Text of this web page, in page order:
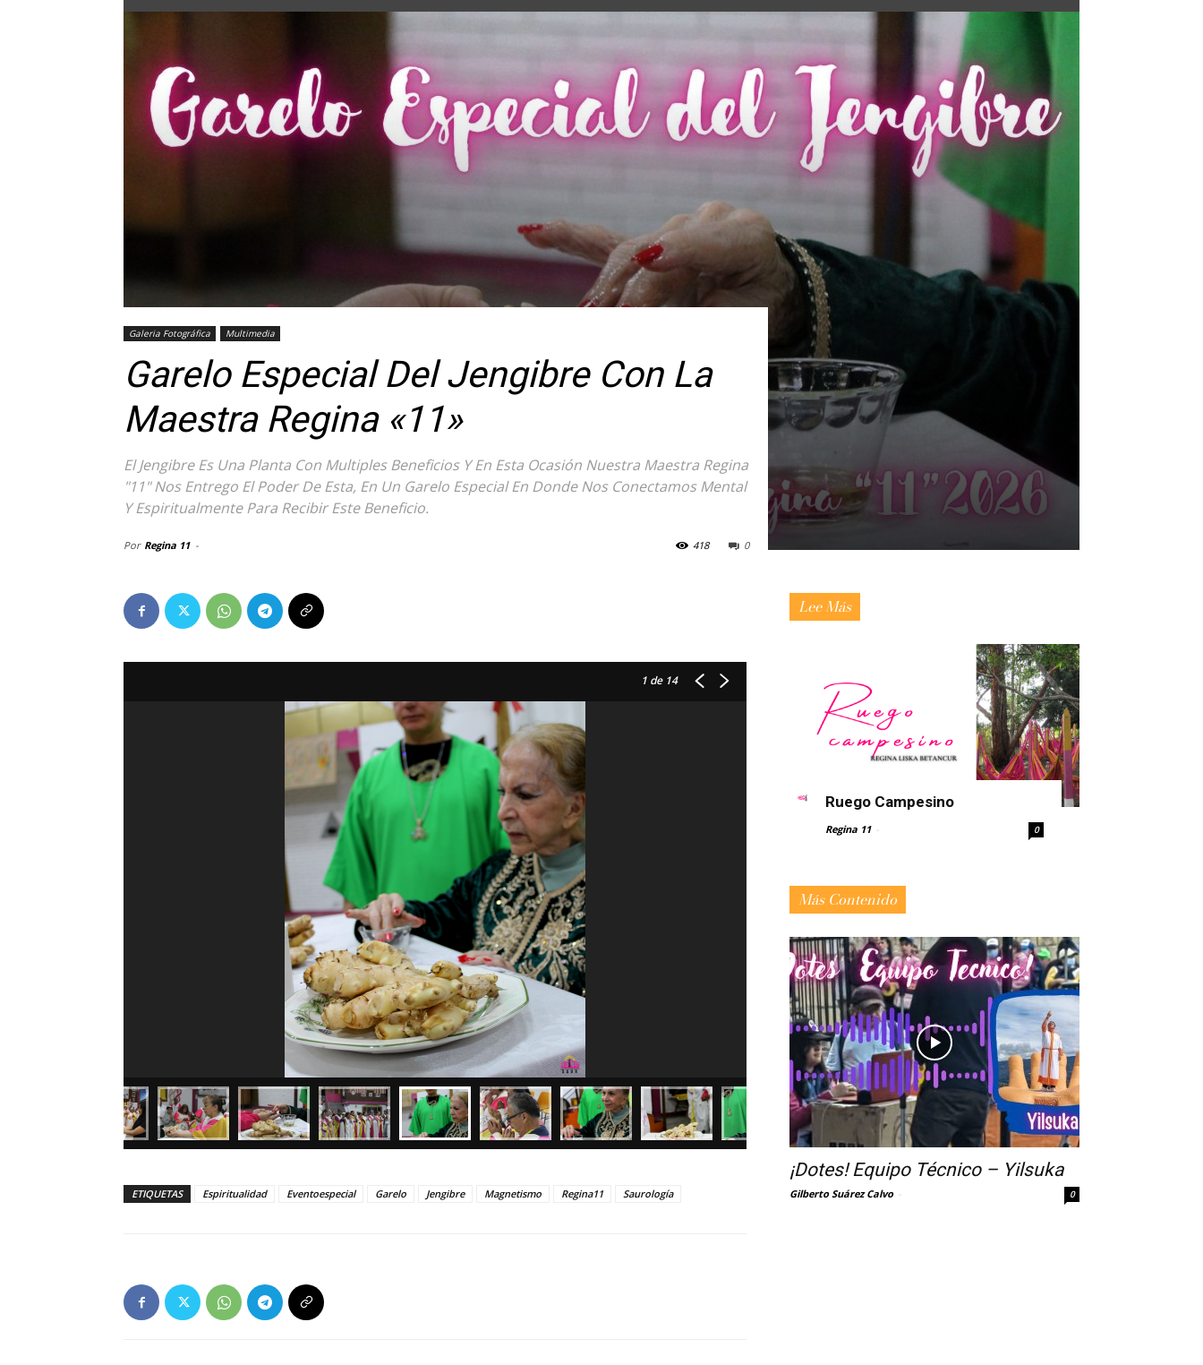
Galeria Fotográfica Multimedia
Garelo Especial Del Jengibre Con La
Maestra Regina «11»
El Jengibre Es Una Planta Con Multiples Beneficios Y En Esta Ocasión Nuestra Maestra Regina
"11" Nos Entrego El Poder De Esta, En Un Garelo Especial En Donde Nos Conectamos Mental
Y Espiritualmente Para Recibir Este Beneficio.
Por Regina 11 - 0
418
1 de 14
ETIQUETAS Espiritualidad Eventoespecial Garelo Jengibre Magnetismo Regina11 Saurología
Lee Más
Ruego Campesino
Regina 11 0
Más Contenido
¡Dotes! Equipo Técnico – Yilsuka
Gilberto Suárez Calvo 0